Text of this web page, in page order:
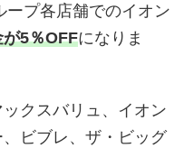
プ各店舗でのイオン
5％OFFになりま
クスバリュ、イオン
ビブレ、ザ・ビッグ